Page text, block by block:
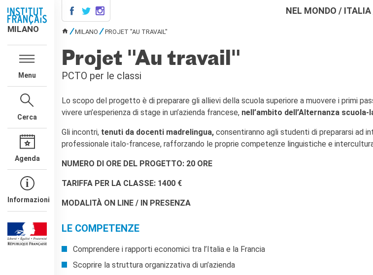
MILANO
Menu
Cerca
Agenda
Informazioni
MILANO
AGENDA
CONTATTI
CORSI DI FRANCESE
di francese
Corsi intensivi mensili di
Corsi collettivi per bambini e
ragazzi
Ateliers tematici
Corsi di preparazione
DELF/DALF
Corsi su piattaforma
Corsi aziendali
Corsi di teatro
NEL MONDO / ITALIA
MILANO PROJET "AU TRAVAIL"
Projet "Au travail"
PCTO per le classi
Lo scopo del progetto è di preparare gli allievi della scuola superiore a muovere i primi
vivere un’esperienza di stage in un’azienda francese, nell’ambito dell’Alternanza scuola-
Gli incontri, tenuti da docenti madrelingua, consentiranno agli studenti di prepararsi ad
professionale italo-francese, rafforzando le proprie competenze linguistiche e
NUMERO DI ORE DEL PROGETTO: 20 ORE
TARIFFA PER LA CLASSE: 1400 €
MODALITÀ ON LINE / IN PRESENZA
LE COMPETENZE
Comprendere i rapporti economici tra l’Italia e la Francia
Scoprire la struttura organizzativa di un’azienda